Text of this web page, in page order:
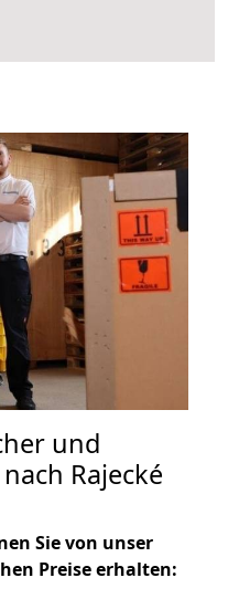
und
Rajecké
Sie von unser
Preise erhalten: